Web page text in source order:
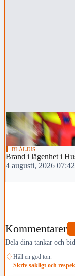
BLÅLJUS
Brand i lägenhet i
4 augusti, 2026 07:42
Kommentarer
Dela dina tankar och
♢ Håll en god ton.
Skriv sakligt och